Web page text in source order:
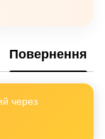
Повернення
через